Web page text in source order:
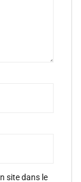
site dans le